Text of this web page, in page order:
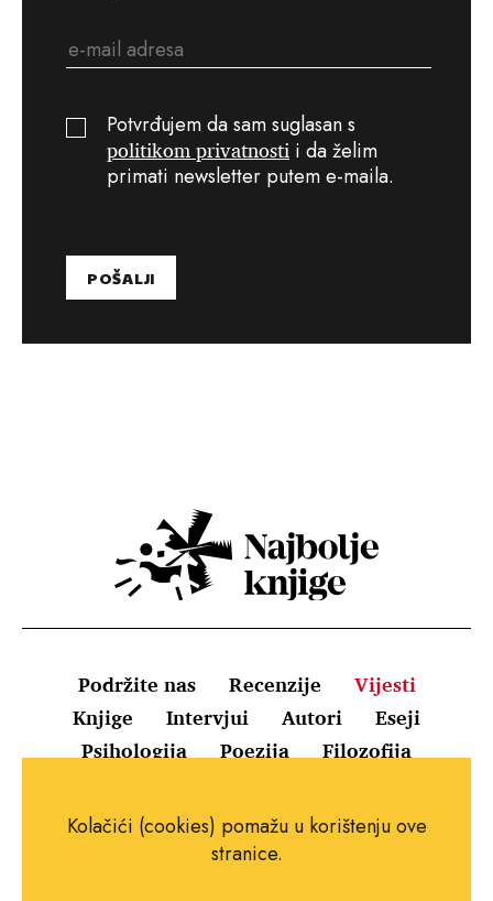
Potvrđujem da sam suglasan s
politikom privatnosti i da želim
primati newsletter putem e-maila.
Podržite nas Recenzije
Vijesti
Knjige
Intervjui Autori
Eseji
Psihologija
Poezija Filozofija
Uvjeti korištenja
Pravila o kolačićima
Impressum
Kolačići (cookies) pomažu u korištenju ove
stranice.